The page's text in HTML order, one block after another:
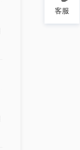
客服